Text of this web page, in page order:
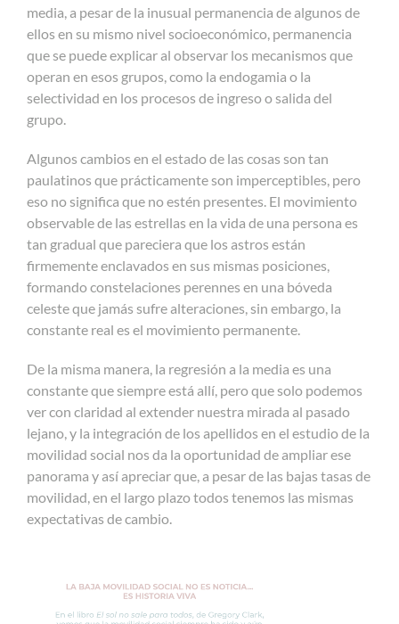
media, a pesar de la inusual permanencia de algunos de
ellos en su mismo nivel socioeconómico, permanencia
que se puede explicar al observar los mecanismos que
operan en esos grupos, como la endogamia o la
selectividad en los procesos de ingreso o salida del
grupo.
Algunos cambios en el estado de las cosas son tan
paulatinos que prácticamente son imperceptibles, pero
eso no significa que no estén presentes. El movimiento
observable de las estrellas en la vida de una persona es
tan gradual que pareciera que los astros están
firmemente enclavados en sus mismas posiciones,
formando constelaciones perennes en una bóveda
celeste que jamás sufre alteraciones, sin embargo, la
constante real es el movimiento permanente.
De la misma manera, la regresión a la media es una
constante que siempre está allí, pero que solo podemos
ver con claridad al extender nuestra mirada al pasado
lejano, y la integración de los apellidos en el estudio de la
movilidad social nos da la oportunidad de ampliar ese
panorama y así apreciar que, a pesar de las bajas tasas de
movilidad, en el largo plazo todos tenemos las mismas
expectativas de cambio.